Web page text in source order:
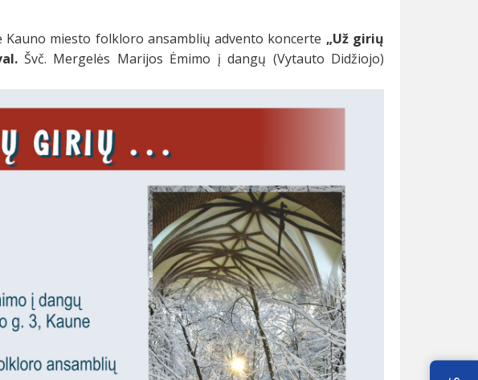
miesto folkloro ansamblių advento koncerte „Už girių
Švč. Mergelės Marijos Ėmimo į dangų (Vytauto Didžiojo)